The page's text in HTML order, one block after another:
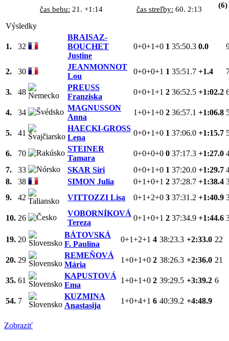
čas behu: 21. +1:14 čas streľby: 60. 2:13 (6)
Výsledky
1. 32
BRAISAZ-
BOUCHET
Justine
0+0+1+0 1 35:50.3 0.0
2. 30
JEANMONNOT
Lou
0+0+0+1 1 35:51.7 +1.4
3. 48
PREUSS
Franziska
0+0+1+1 2 36:52.5 +1:02.2
4. 34
MAGNUSSON
Anna
1+0+1+0 2 36:57.1 +1:06.8
5. 41
HAECKI-GROSS
Lena
0+0+1+0 1 37:06.0 +1:15.7
6. 70
STEINER
Tamara
0+0+0+0 0 37:17.3 +1:27.0
7.
33 SKAR Siri 0+0+1+0 1 37:20.0 +1:29.7
8.
38 SIMON Julia 0+1+0+1 2 37:28.7 +1:38.4
9.
42 VITTOZZI Lisa 0+1+2+0 3 37:31.2 +1:40.9
10. 26
VOBORNÍKOVÁ
Tereza
0+1+0+1 2 37:34.9 +1:44.6
19. 20
BÁTOVSKÁ
F. Paulína
0+1+2+1 4 38:23.3 +2:33.0 22
20. 29
REMEŇOVÁ
Mária
1+0+1+0 2 38:26.3 +2:36.0 21
35. 61
KAPUSTOVÁ
Ema
1+0+1+0 2 39:29.5 +3:39.2 6
54. 7
KUZMINA
Anastasija
1+0+4+1 6 40:39.2 +4:48.9
Zobraziť